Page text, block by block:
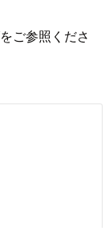
ご参照くださ